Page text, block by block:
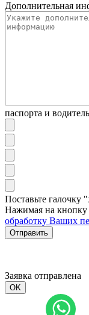
Дополнительная
паспорта и
Поставьте галочку
Нажимая на кнопку
обработку Ваших
Отправить
Заявка отправлена
OK